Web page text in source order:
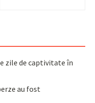
zile de captivitate în
au fost